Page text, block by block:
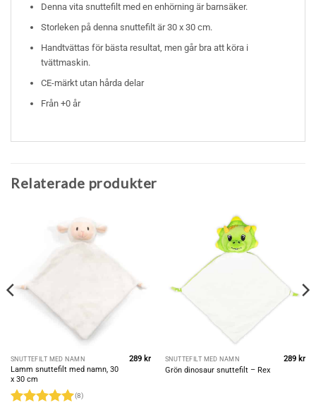
Denna vita snuttefilt med en enhörning är barnsäker.
Storleken på denna snuttefilt är 30 x 30 cm.
Handtvättas för bästa resultat, men går bra att köra i
tvättmaskin.
CE-märkt utan hårda delar
Från +0 år
Relaterade produkter
SNUTTEFILT MED NAMN
Lamm snuttefilt med namn, 30
x 30 cm
(8)
289 kr SNUTTEFILT MED NAMN
Grön dinosaur snuttefilt – Rex
289 kr
kr.